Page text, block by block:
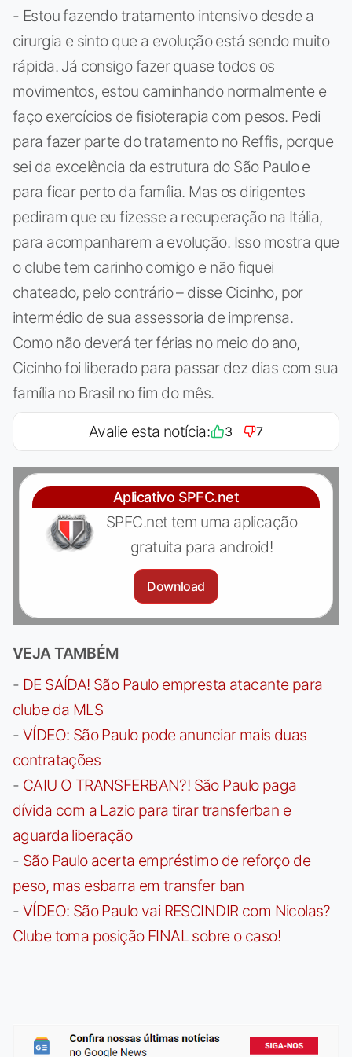
- Estou fazendo tratamento intensivo desde a
cirurgia e sinto que a evolução está sendo muito
rápida. Já consigo fazer quase todos os
movimentos, estou caminhando normalmente e
faço exercícios de fisioterapia com pesos. Pedi
para fazer parte do tratamento no Reffis, porque
sei da excelência da estrutura do São Paulo e
para ficar perto da família. Mas os dirigentes
pediram que eu fizesse a recuperação na Itália,
para acompanharem a evolução. Isso mostra que
o clube tem carinho comigo e não fiquei
chateado, pelo contrário – disse Cicinho, por
intermédio de sua assessoria de imprensa.
Como não deverá ter férias no meio do ano,
Cicinho foi liberado para passar dez dias com sua
família no Brasil no fim do mês.
Avalie esta notícia: 3 7
Aplicativo SPFC.net
SPFC.net tem uma aplicação
gratuita para android!
Download
VEJA TAMBÉM
- DE SAÍDA! São Paulo empresta atacante para
clube da MLS
- VÍDEO: São Paulo pode anunciar mais duas
contratações
- CAIU O TRANSFERBAN?! São Paulo paga
dívida com a Lazio para tirar transferban e
aguarda liberação
- São Paulo acerta empréstimo de reforço de
peso, mas esbarra em transfer ban
- VÍDEO: São Paulo vai RESCINDIR com Nicolas?
Clube toma posição FINAL sobre o caso!